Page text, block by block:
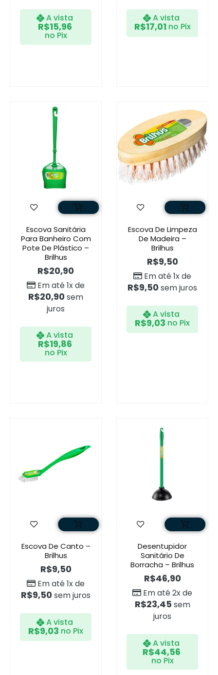
A vista
R$15,96
no Pix
A vista
R$17,01 no Pix
Escova Sanitária
Para Banheiro Com
Pote De Plástico –
Brilhus
R$20,90
Em até 1x de
R$20,90 sem
juros
A vista
R$19,86
no Pix
Escova De Limpeza
De Madeira –
Brilhus
R$9,50
Em até 1x de
R$9,50 sem juros
A vista
R$9,03 no Pix
Escova De Canto –
Brilhus
R$9,50
Em até 1x de
R$9,50 sem juros
A vista
R$9,03 no Pix
Desentupidor
Sanitário De
Borracha – Brilhus
R$46,90
Em até 2x de
R$23,45 sem
juros
A vista
R$44,56
no Pix